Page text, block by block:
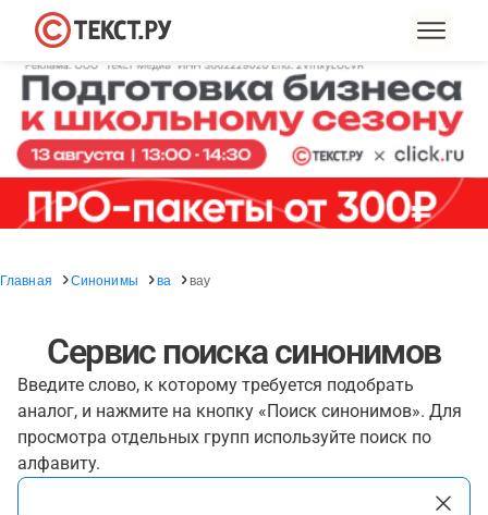
Главная Синонимы ва вау
Сервис поиска синонимов
Введите слово, к которому требуется подобрать
аналог, и нажмите на кнопку «Поиск синонимов». Для
просмотра отдельных групп используйте поиск по
алфавиту.